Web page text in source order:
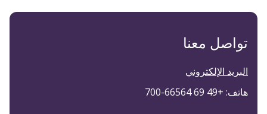
تواصل معنا
البريد الإلكتروني
هاتف: +49 69 66564-700